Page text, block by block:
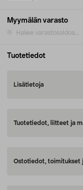
Myymälän varasto
Hakee varastosaldoa...
Tuotetiedot
Lisätietoja
Tuotetiedot, liitteet ja
Ostotiedot, toimitukset